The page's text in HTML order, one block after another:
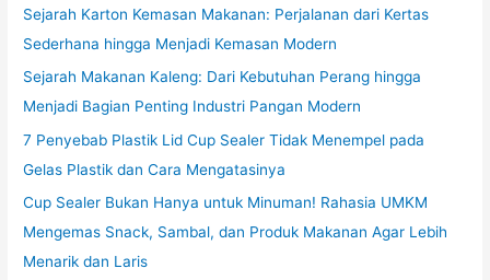
Sejarah Karton Kemasan Makanan: Perjalanan dari Kertas
Sederhana hingga Menjadi Kemasan Modern
Sejarah Makanan Kaleng: Dari Kebutuhan Perang hingga
Menjadi Bagian Penting Industri Pangan Modern
7 Penyebab Plastik Lid Cup Sealer Tidak Menempel pada
Gelas Plastik dan Cara Mengatasinya
Cup Sealer Bukan Hanya untuk Minuman! Rahasia UMKM
Mengemas Snack, Sambal, dan Produk Makanan Agar Lebih
Menarik dan Laris